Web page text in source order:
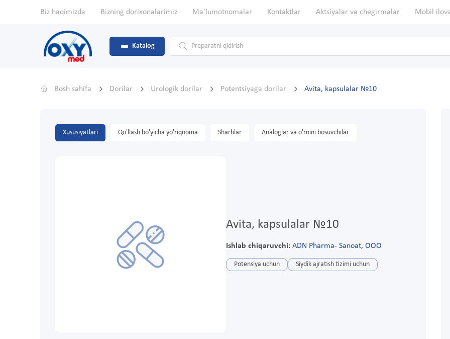
Biz haqimizda Bizning dorixonalarimiz Ma'lumotnomalar Kontaktlar Aktsiyalar va chegirmalar Mobil
Katalog
Bosh sahifa Dorilar Urologik dorilar Potentsiyaga dorilar Avita, kapsulalar №10
Xususiyatlari Qo'llash bo'yicha yo'riqnoma Sharhlar Analoglar va o'rnini bosuvchilar
Avita, kapsulalar №10
Ishlab chiqaruvchi: ADN Pharma- Sanoat, OOO
Potensiya uchun Siydik ajratish tizimi uchun